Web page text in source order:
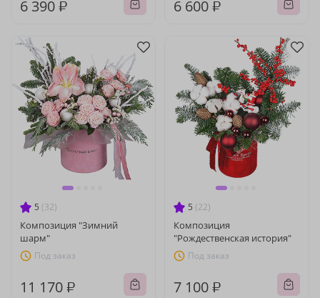
6 390 ₽ 6 600 ₽
5 (32)
Композиция "Зимний
шарм"
Под заказ
11 170 ₽
5 (22)
Композиция
"Рождественская история"
Под заказ
7 100 ₽